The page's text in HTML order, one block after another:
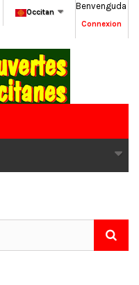
Benvenguda
Connexion
Occitan